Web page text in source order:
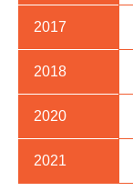
2017
2018
2020
2021